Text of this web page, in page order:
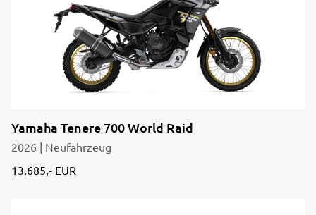
Yamaha Tenere 700 World Raid
2026 | Neufahrzeug
13.685,- EUR